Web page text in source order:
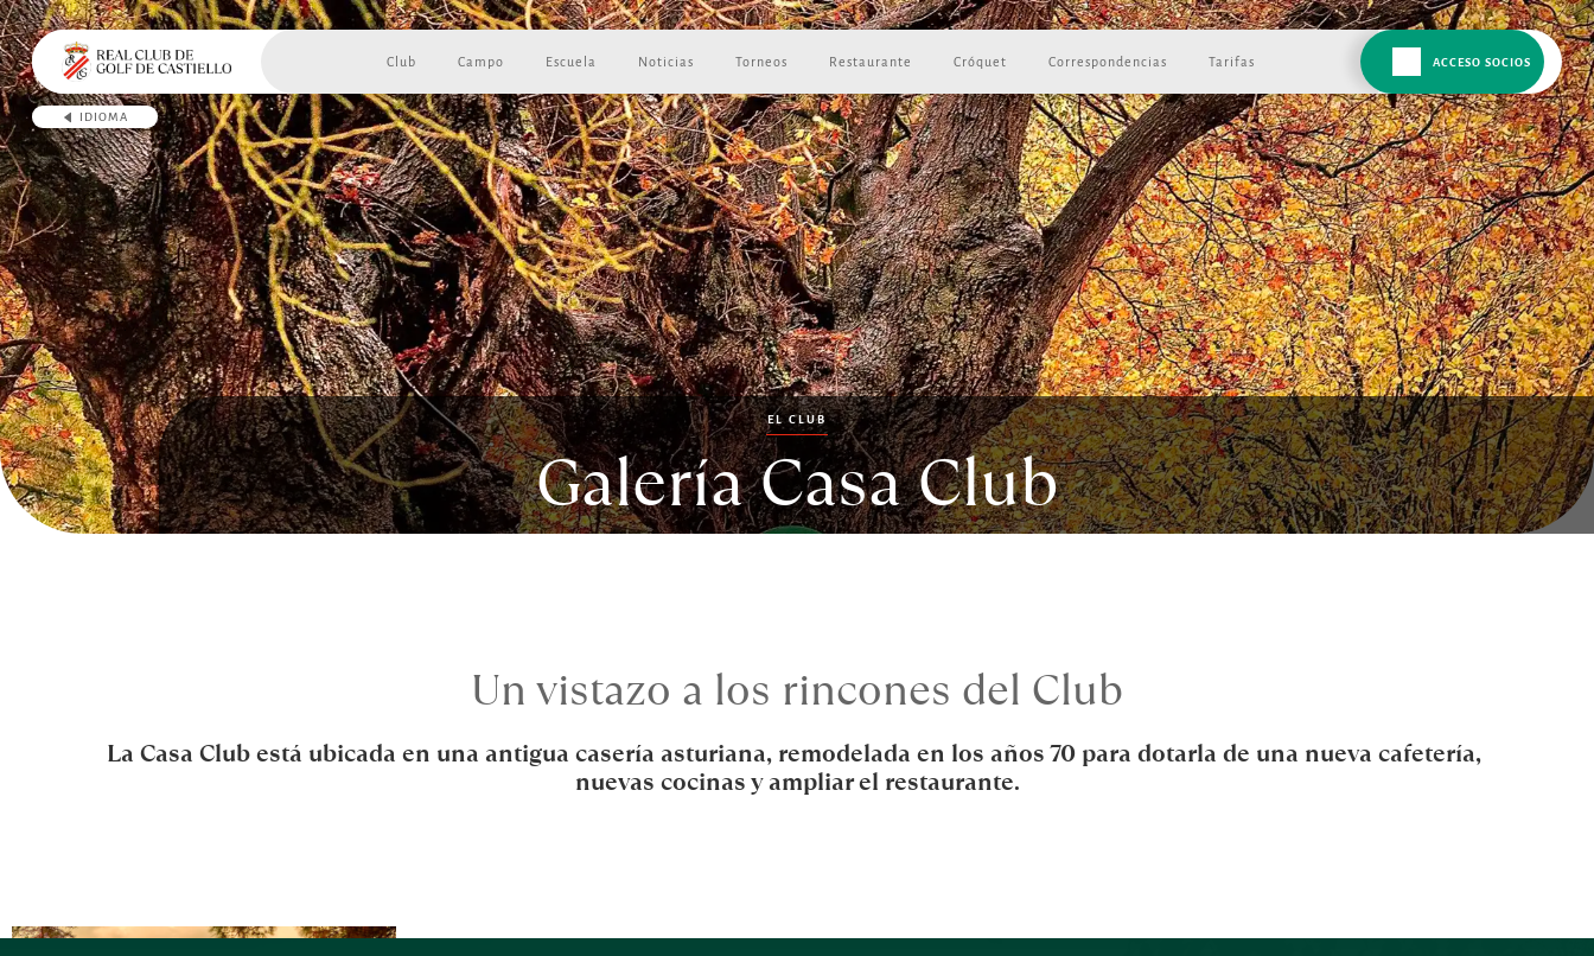
Club Campo Escuela Noticias Torneos Restaurante Cróquet Correspondencias Tarifas ACCESO SOCIOS
IDIOMA
EL CLUB
Galería Casa Club
Un vistazo a los rincones del Club
La Casa Club está ubicada en una antigua casería asturiana, remodelada en los años 70 para dotarla de una nueva cafetería,
nuevas cocinas y ampliar el restaurante.